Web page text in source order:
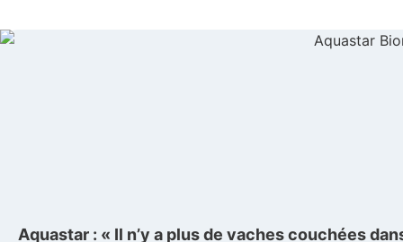
Aquastar : « Il n’y a plus de vaches couchées